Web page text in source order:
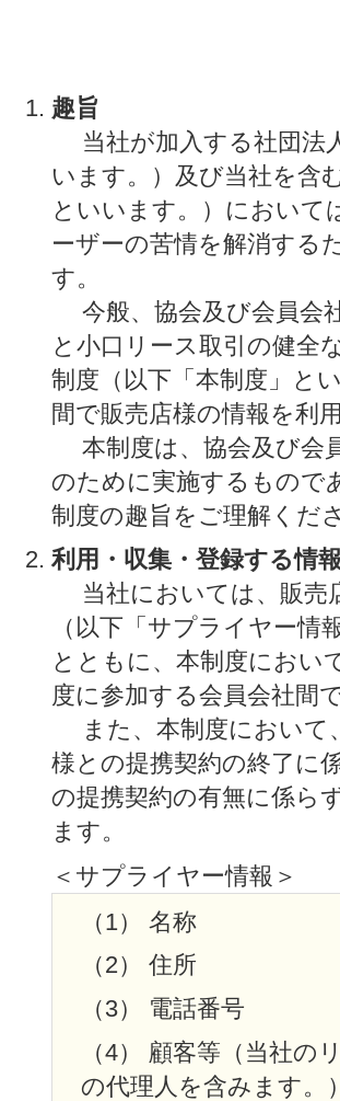
趣旨
当社が加入する社団法
います。）及び当社を含
といいます。）において
ーザーの苦情を解消する
す。
今般、協会及び会員会
と小口リース取引の健全
制度（以下「本制度」と
間で販売店様の情報を利
本制度は、協会及び会
のために実施するもので
制度の趣旨をご理解くだ
利用・収集・登録する情報
当社においては、販売
（以下「サプライヤー
とともに、本制度におい
度に参加する会員会社間
また、本制度において
様との提携契約の終了に
の提携契約の有無に係ら
ます。
＜サプライヤー情報＞
（1） 名称
（2） 住所
（3） 電話番号
（4） 顧客等（当社の
の代理人を含みます。